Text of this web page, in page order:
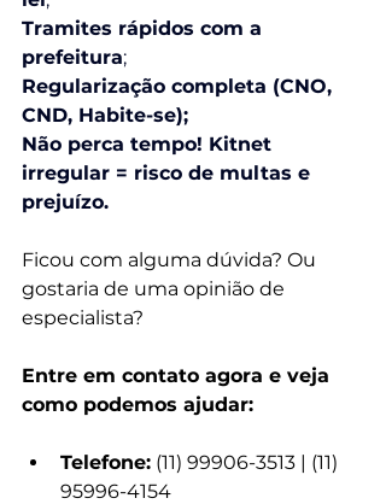
Tramites rápidos com a
prefeitura;
Regularização completa (CNO,
CND, Habite-se);
Não perca tempo! Kitnet
irregular = risco de multas e
prejuízo.
Ficou com alguma dúvida? Ou
gostaria de uma opinião de
especialista?
Entre em contato agora e veja
como podemos ajudar:
Telefone: (11) 99906-3513 | (11)
95996-4154